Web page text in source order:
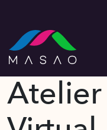
Atelier